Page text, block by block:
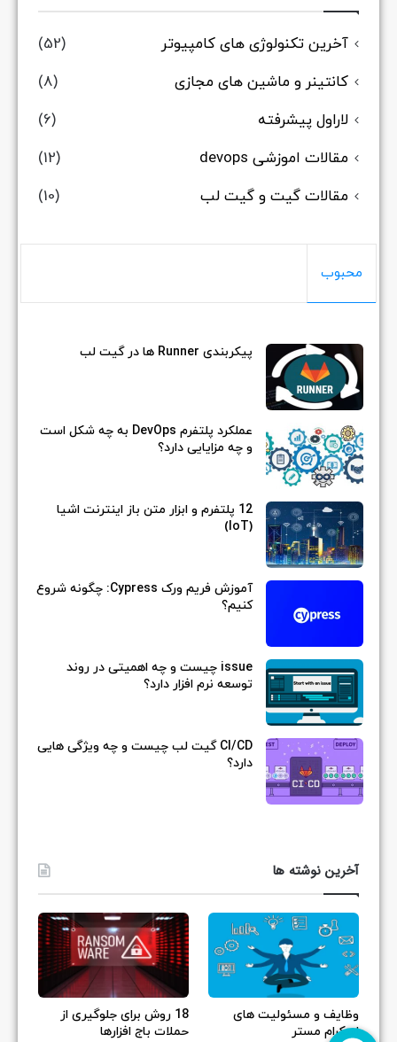
آخرین تکنولوژی های کامپیوتر
(52)
کانتینر و ماشین های مجازی
(8)
لاراول پیشرفته
(6)
مقالات اموزشی devops
(12)
مقالات گیت و گیت لب
(10)
محبوب
پیکربندی Runner ها در گیت لب
عملکرد پلتفرم DevOps به چه شکل است
و چه مزایایی دارد؟
12 پلتفرم و ابزار متن باز اینترنت اشیا
(IoT)
آموزش فریم ورک Cypress: چگونه شروع
کنیم؟
issue چیست و چه اهمیتی در روند
توسعه نرم افزار دارد؟
CI/CD گیت لب چیست و چه ویژگی هایی
دارد؟
آخرین نوشته ها
وظایف و مسئولیت های
اسکرام مستر
18 روش برای جلوگیری از
حملات باج افزارها